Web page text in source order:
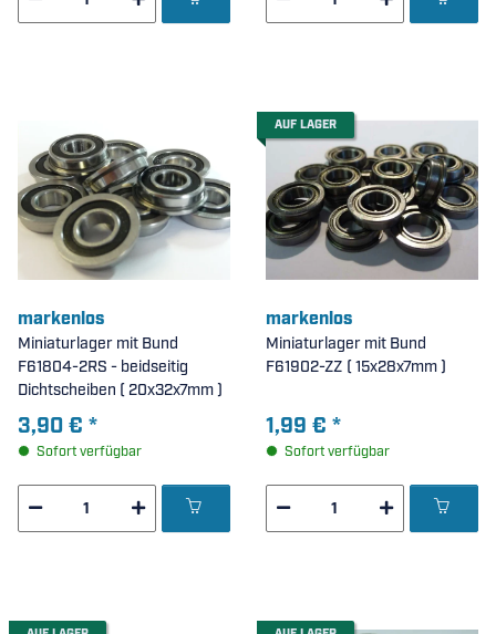
markenlos
Miniaturlager mit Bund
F61804-2RS - beidseitig
Dichtscheiben ( 20x32x7mm )
3,90 € *
Sofort verfügbar
AUF LAGER
markenlos
Miniaturlager mit Bund
F61902-ZZ ( 15x28x7mm )
1,99 € *
Sofort verfügbar